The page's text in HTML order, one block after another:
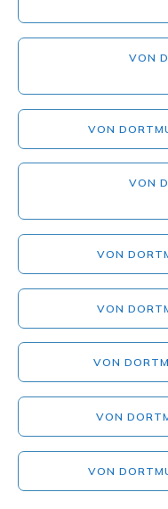
VON
VON
VON
VON
VON
VON
VON
VON